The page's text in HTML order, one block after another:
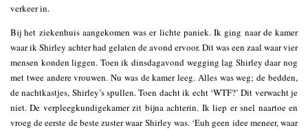
verkeer in.
Bij het ziekenhuis aangekomen was er lichte paniek. Ik ging naar de kamer
waar ik Shirley achter had gelaten de avond ervoor. Dit was een zaal waar vier
mensen konden liggen. Toen ik dinsdagavond wegging lag Shirley daar nog
met twee andere vrouwen. Nu was de kamer leeg. Alles was weg; de bedden,
de nachtkastjes, Shirley’s spullen. Toen dacht ik echt ‘WTF?’ Dit verwacht je
niet. De verpleegkundigekamer zit bijna achterin. Ik liep er snel naartoe en
vroeg de eerste de beste zuster waar Shirley was. ‘Euh geen idee meneer, waar